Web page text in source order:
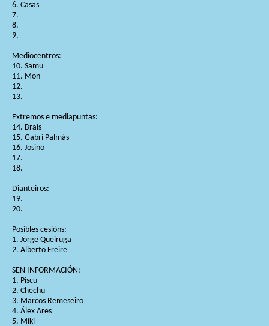
6. Casas
7.
8.
9.
Mediocentros:
10. Samu
11. Mon
12.
13.
Extremos e mediapuntas:
14. Brais
15. Gabri Palmás
16. Josiño
17.
18.
Dianteiros:
19.
20.
Posibles cesións:
1. Jorge Queiruga
2. Alberto Freire
SEN INFORMACIÓN:
1. Piscu
2. Chechu
3. Marcos Remeseiro
4. Álex Ares
5. Miki